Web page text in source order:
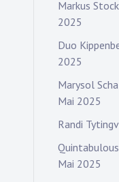
Markus
2025
Duo
2025
Marysol
Mai 2025
Randi
Mai 2025